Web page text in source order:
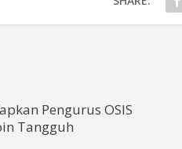
Pengurus OSIS
Tangguh